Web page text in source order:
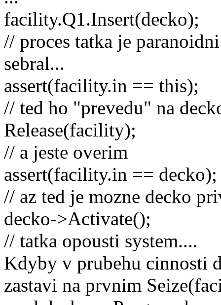
facility.Q1.Insert(decko);
// proces tatka je
sebral...
assert(facility.in == this);
// ted ho "prevedu" na
Release(facility);
// a jeste overim
assert(facility.in == decko);
// az ted je mozne decko
decko->Activate();
// tatka opousti system....
Kdyby v prubehu cinnosti
zastavi na prvnim